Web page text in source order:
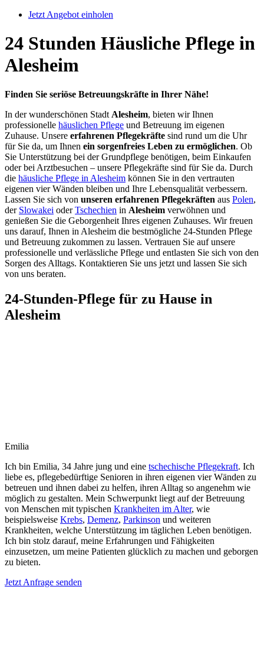
Jetzt Angebot einholen
24 Stunden Häusliche Pflege in
Alesheim
Finden Sie seriöse Betreuungskräfte in Ihrer Nähe!
In der wunderschönen Stadt Alesheim, bieten wir Ihnen
professionelle häuslichen Pflege und Betreuung im eigenen
Zuhause. Unsere erfahrenen Pflegekräfte sind rund um die Uhr
für Sie da, um Ihnen ein sorgenfreies Leben zu ermöglichen. Ob
Sie Unterstützung bei der Grundpflege benötigen, beim Einkaufen
oder bei Arztbesuchen – unsere Pflegekräfte sind für Sie da. Durch
die häusliche Pflege in Alesheim können Sie in den vertrauten
eigenen vier Wänden bleiben und Ihre Lebensqualität verbessern.
Lassen Sie sich von unseren erfahrenen Pflegekräften aus Polen,
der Slowakei oderTschechien in Alesheim verwöhnen und
genießen Sie die Geborgenheit Ihres eigenen Zuhauses. Wir freuen
uns darauf, Ihnen in Alesheim die bestmögliche 24-Stunden Pflege
und Betreuung zukommen zu lassen. Vertrauen Sie auf unsere
professionelle und verlässliche Pflege und entlasten Sie sich von den
Sorgen des Alltags. Kontaktieren Sie uns jetzt und lassen Sie sich
von uns beraten.
24-Stunden-Pflege für zu Hause in
Alesheim
Emilia
Ich bin Emilia, 34 Jahre jung und eine tschechische Pflegekraft. Ich
liebe es, pflegebedürftige Senioren in ihren eigenen vier Wänden zu
betreuen und ihnen dabei zu helfen, ihren Alltag so angenehm wie
möglich zu gestalten. Mein Schwerpunkt liegt auf der Betreuung
von Menschen mit typischen Krankheiten im Alter, wie
beispielsweise Krebs, Demenz, Parkinson und weiteren
Krankheiten, welche Unterstützung im täglichen Leben benötigen.
Ich bin stolz darauf, meine Erfahrungen und Fähigkeiten
einzusetzen, um meine Patienten glücklich zu machen und geborgen
zu bieten.
Jetzt Anfrage senden